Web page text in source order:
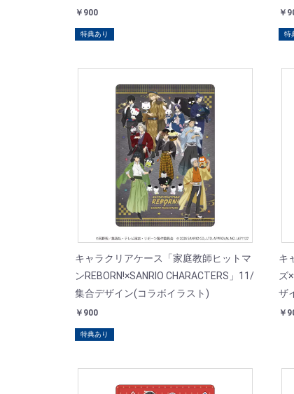
￥900
特典あり
￥
特
キャラクリアケース「家庭教師ヒットマ
ンREBORN!×SANRIO CHARACTERS」11/
集合デザイン(コラボイラスト)
￥900
特典あり
キ
ズ
ザ
￥